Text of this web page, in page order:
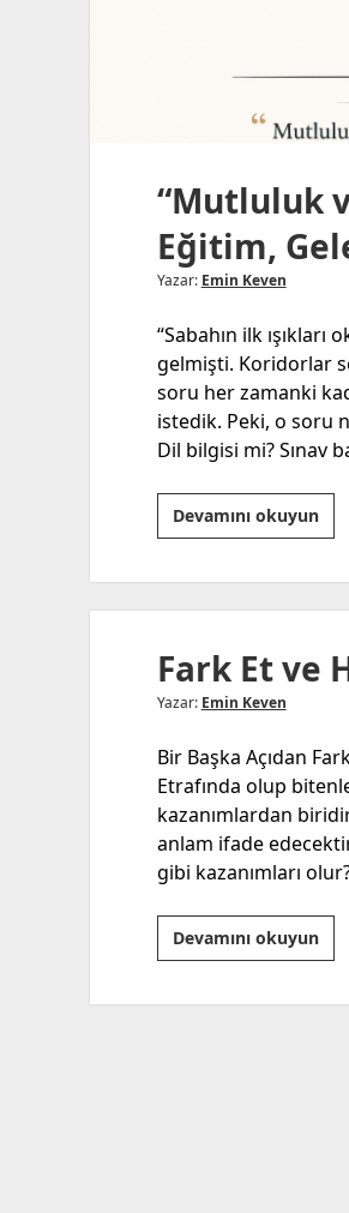
“Mutluluk
Eğitim,
Yazar: Emin Keven
“Sabahın ilk
gelmişti. Koridorlar
soru her zamanki
istedik. Peki, o soru
Dil bilgisi mi? Sınav
Devamını okuyun
ve
Fark Et ve
Yazar: Emin Keven
Bir Başka Açıdan
Etrafında olup
kazanımlardan
anlam ifade
gibi kazanımları
Devamını okuyunFark
Et